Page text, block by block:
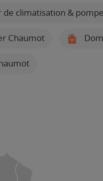
de climatisation &
Chaumot